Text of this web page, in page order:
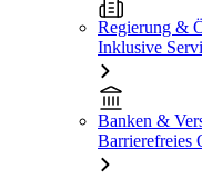
Regierung &
Inklusive
Banken &
Barrierefreies